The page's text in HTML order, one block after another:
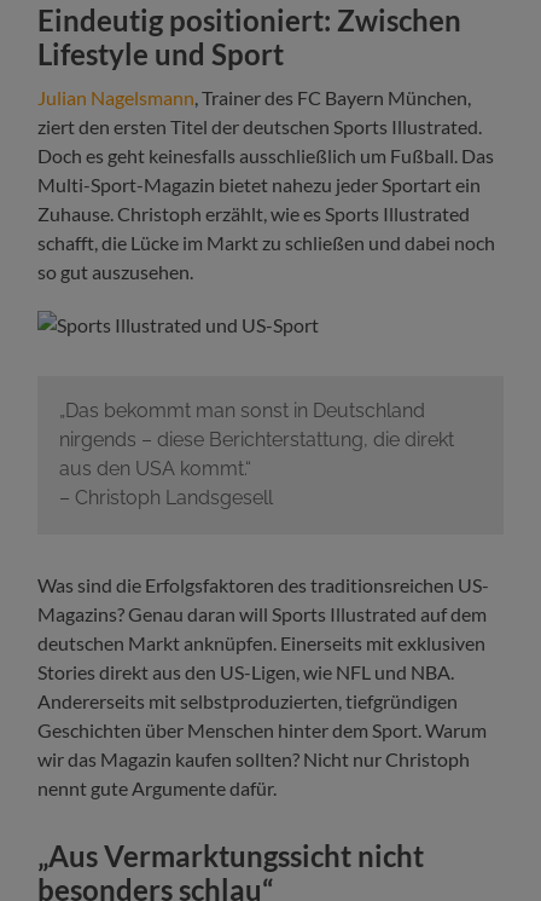
Eindeutig positioniert: Zwischen
Lifestyle und Sport
Julian Nagelsmann , Trainer des FC Bayern München,
ziert den ersten Titel der deutschen Sports Illustrated.
Doch es geht keinesfalls ausschließlich um Fußball. Das
Multi-Sport-Magazin bietet nahezu jeder Sportart ein
Zuhause. Christoph erzählt, wie es Sports Illustrated
schafft, die Lücke im Markt zu schließen und dabei noch
so gut auszusehen.
„Das bekommt man sonst in Deutschland
nirgends – diese Berichterstattung, die direkt
aus den USA kommt.“
– Christoph Landsgesell
Was sind die Erfolgsfaktoren des traditionsreichen US-
Magazins? Genau daran will Sports Illustrated auf dem
deutschen Markt anknüpfen. Einerseits mit exklusiven
Stories direkt aus den US-Ligen, wie NFL und NBA.
Andererseits mit selbstproduzierten, tiefgründigen
Geschichten über Menschen hinter dem Sport. Warum
wir das Magazin kaufen sollten? Nicht nur Christoph
nennt gute Argumente dafür.
„Aus Vermarktungssicht nicht
besonders schlau“